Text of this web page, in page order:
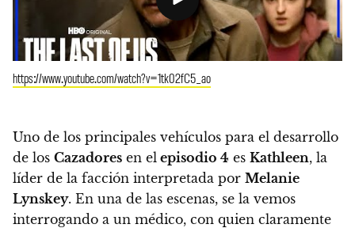
https://www.youtube.com/watch?v=1tk02fC5_ao
Uno de los principales vehículos para el desarrollo
de los Cazadores en el episodio 4 es Kathleen, la
líder de la facción interpretada por Melanie
Lynskey. En una de las escenas, se la vemos
interrogando a un médico, con quien claramente